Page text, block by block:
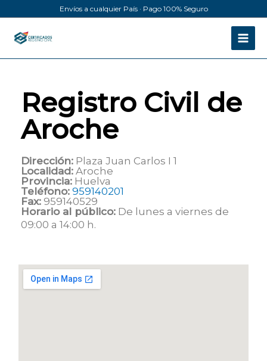
al
contenido
Envíos a cualquier País · Pago 100% Seguro
Registro Civil de
Aroche
Dirección: Plaza Juan Carlos I 1
Localidad: Aroche
Provincia: Huelva
Teléfono: 959140201
Fax: 959140529
Horario al público: De lunes a viernes de
09:00 a 14:00 h.